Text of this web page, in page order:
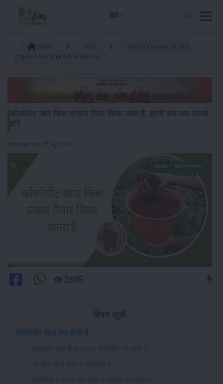
हिंदी
Published on: 19-Sep-2023
2695
कोकोपीट खाद क्या होती है
कोकोपीट खाद किस प्रकार से निर्मित की जाती है
यह खाद किस तरह से लाभकारी है
बैक्टीरिया व फंगस और जड़ों के विकास में फायदेमंद